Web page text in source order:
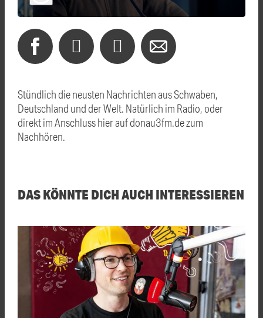
Stündlich die neusten Nachrichten aus Schwaben,
Deutschland und der Welt. Natürlich im Radio, oder
direkt im Anschluss hier auf donau3fm.de zum
Nachhören.
DAS KÖNNTE DICH AUCH INTERESSIEREN